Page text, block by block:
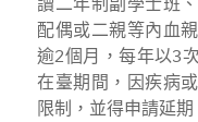
讀二年制副學士班
配偶或二親等內血
逾2個月，每年以3
在臺期間，因疾病
限制，並得申請延